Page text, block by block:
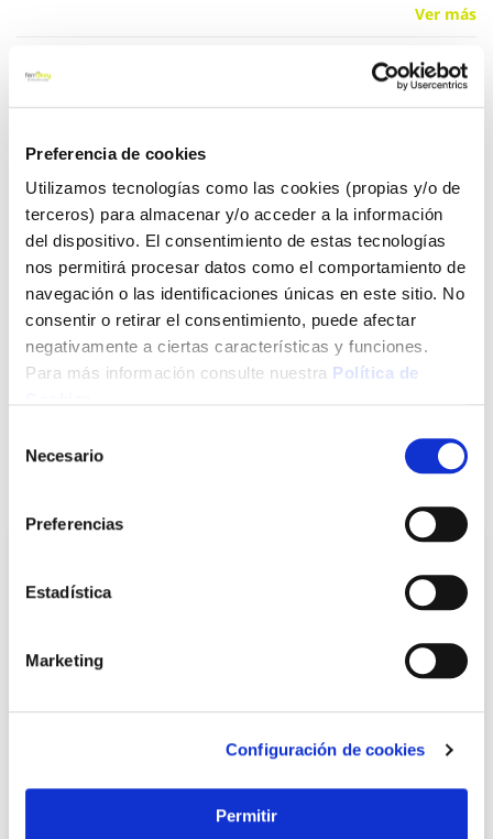
Preferencia de cookies
Utilizamos tecnologías como las cookies (propias y/o de
terceros) para almacenar y/o acceder a la información
del dispositivo. El consentimiento de estas tecnologías
nos permitirá procesar datos como el comportamiento de
navegación o las identificaciones únicas en este sitio. No
consentir o retirar el consentimiento, puede afectar
negativamente a ciertas características y funciones.
Para más información consulte nuestra Política de
Necesario
Preferencias
Estadística
Marketing
Configuración de cookies
Permitir
Ver más
17,19 €
Click&Collect - Recogida gratis
en nuestras tiendas
Envío a domicilio:
+ INFO
Cristalrecord